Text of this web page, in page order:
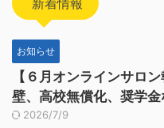
新着情報
お知らせ
【６月オンラインサロ
壁、高校無償化、奨学金
2026/7/9